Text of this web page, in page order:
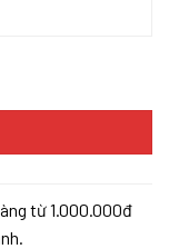
từ 1.000.000đ